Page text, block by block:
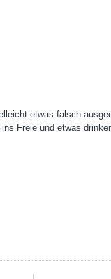
etwas falsch
Freie und etwas